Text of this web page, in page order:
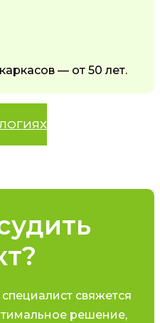
— от 50 лет.
свяжется
решение,